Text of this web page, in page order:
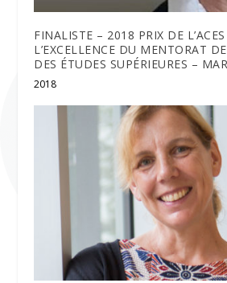
FINALISTE – 2018 PRIX DE
L’EXCELLENCE DU MENTORAT
DES ÉTUDES SUPÉRIEURES –
2018